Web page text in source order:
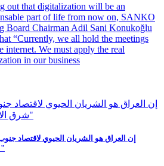
out that digitalization will be an
part of life from now on, SANKO
Board Chairman Adil Sani Konukoğlu
“Currently, we all hold the meetings
internet. We must apply the real
in our business
الاناضول"